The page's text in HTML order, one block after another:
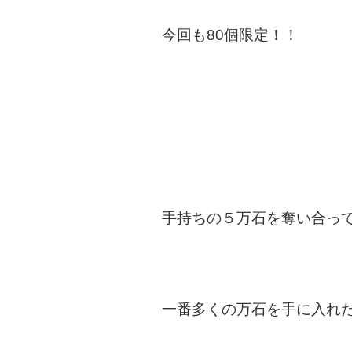
今回も80個限定！！
手持ちの５万石を奪い合って
一番多くの万石を手に入れ